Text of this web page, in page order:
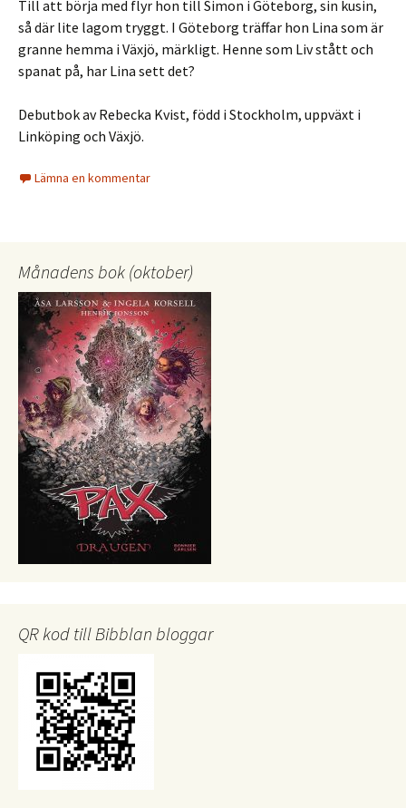
Till att börja med flyr hon till Simon i Göteborg, sin kusin,
så där lite lagom tryggt. I Göteborg träffar hon Lina som är
granne hemma i Växjö, märkligt. Henne som Liv stått och
spanat på, har Lina sett det?
Debutbok av Rebecka Kvist, född i Stockholm, uppväxt i
Linköping och Växjö.
Lämna en kommentar
Månadens bok (oktober)
QR kod till Bibblan bloggar